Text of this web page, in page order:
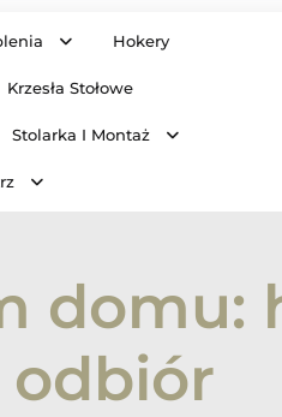
Hokery
Krzesła Stołowe
Stolarka I Montaż
domu: